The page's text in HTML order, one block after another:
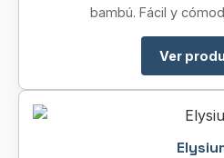
bambú. Fácil y
Ver